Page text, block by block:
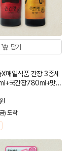
담기
매일식품 간장 3종세
국간장780ml+맛간
) 도착